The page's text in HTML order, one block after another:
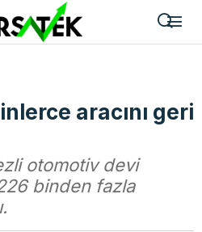
aracını geri
otomotiv devi
binden fazla